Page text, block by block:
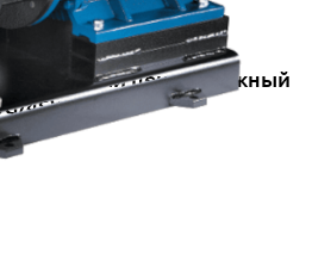
центробежный
4SWF